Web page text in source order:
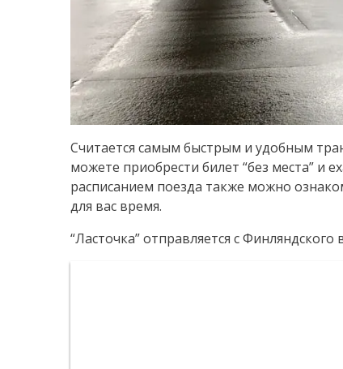
Считается самым быстрым и удобным
можете приобрести билет “без места” и
расписанием поезда также можно
для вас время.
“Ласточка” отправляется с Финляндского